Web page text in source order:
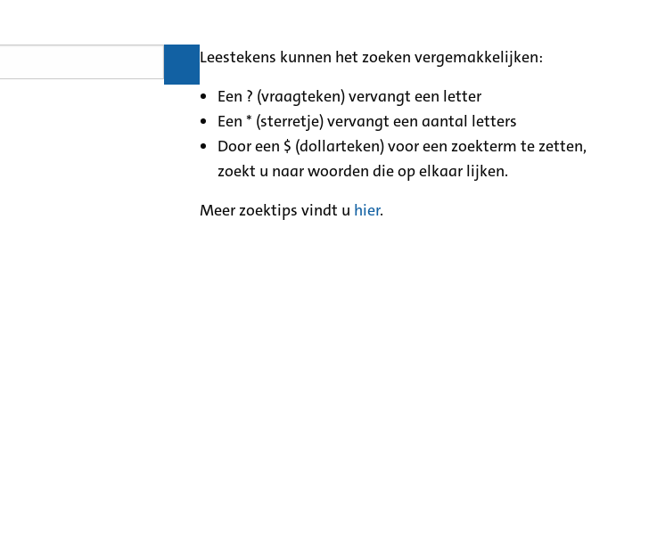
Leestekens kunnen het zoeken vergemakkelijken:
Een ? (vraagteken) vervangt een letter
Een * (sterretje) vervangt een aantal letters
Door een $ (dollarteken) voor een zoekterm te zetten,
zoekt u naar woorden die op elkaar lijken.
Meer zoektips vindt u hier.